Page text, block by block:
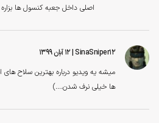
اصلی داخل جعبه کنسول ها بزاره
SinaSniper12 | ۱۲ آبان ۱۳۹۹
میشه یه ویدیو درباره بهترین سلاح های
ها خیلی نرف شدن....)